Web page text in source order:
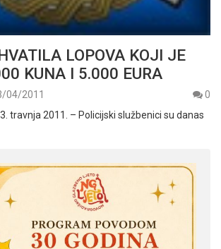
LOPOVA KOJI JE
KUNA I 5.000 EURA
04/2011
0
travnja 2011. – Policijski službenici su danas